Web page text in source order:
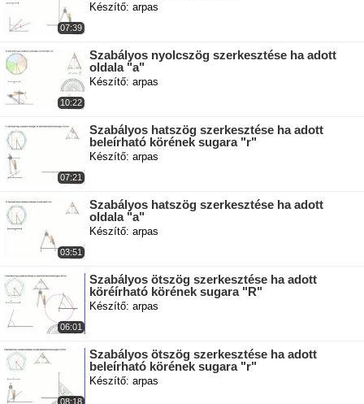
07:39
Készítő: arpas
10:22
Szabályos nyolcszög szerkesztése ha adott
oldala "a"
Készítő: arpas
07:21
Szabályos hatszög szerkesztése ha adott
beleírható körének sugara "r"
Készítő: arpas
03:51
Szabályos hatszög szerkesztése ha adott
oldala "a"
Készítő: arpas
06:01
Szabályos ötszög szerkesztése ha adott
köréírható körének sugara "R"
Készítő: arpas
08:18
Szabályos ötszög szerkesztése ha adott
beleírható körének sugara "r"
Készítő: arpas